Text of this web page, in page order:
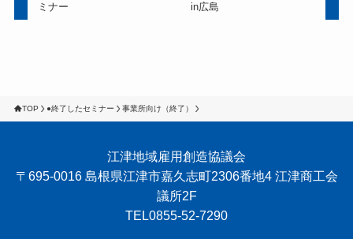
ミナー
in広島
TOP ●終了したセミナー 事業所向け（終了）
江津地域雇用創造協議会
〒695-0016 島根県江津市嘉久志町2306番地4 江津商工会
議所2F
TEL0855-52-7290